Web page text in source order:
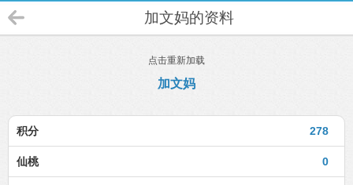
加文妈的资料
点击重新加载
加文妈
278
积分
0
仙桃